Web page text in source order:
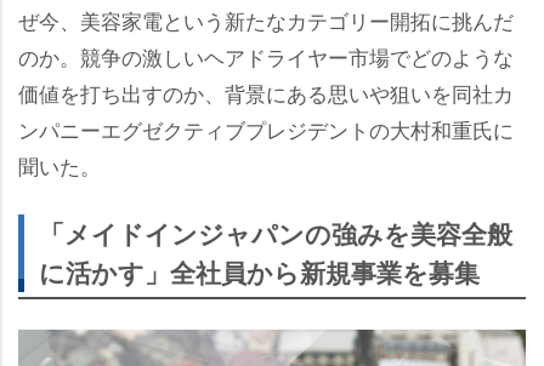
ぜ今、美容家電という新たなカテゴリー開拓に挑んだ
のか。競争の激しいヘアドライヤー市場でどのような
価値を打ち出すのか、背景にある思いや狙いを同社カ
ンパニーエグゼクティブプレジデントの大村和重氏に
聞いた。
「メイドインジャパンの強みを美容全般
に活かす」全社員から新規事業を募集